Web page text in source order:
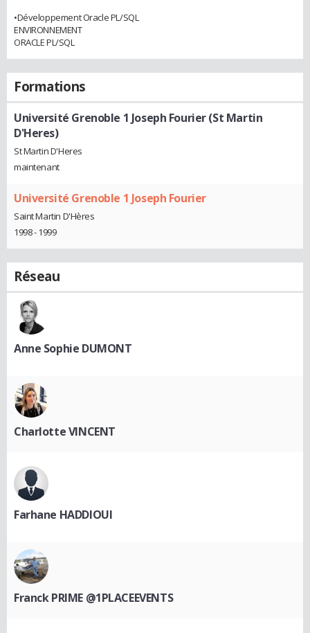
•Développement Oracle PL/SQL
ENVIRONNEMENT
ORACLE PL/SQL
Formations
Université Grenoble 1 Joseph Fourier (St Martin
D'Heres)
St Martin D'Heres
maintenant
Université Grenoble 1 Joseph Fourier
Saint Martin D'Hères
1998 - 1999
Réseau
Anne Sophie DUMONT
Charlotte VINCENT
Farhane HADDIOUI
Franck PRIME @1PLACEEVENTS